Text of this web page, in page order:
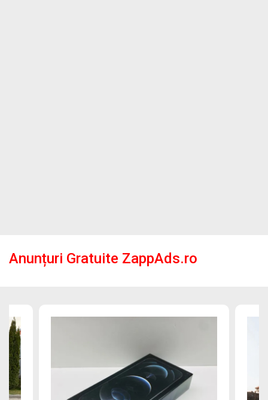
Anunțuri Gratuite ZappAds.ro